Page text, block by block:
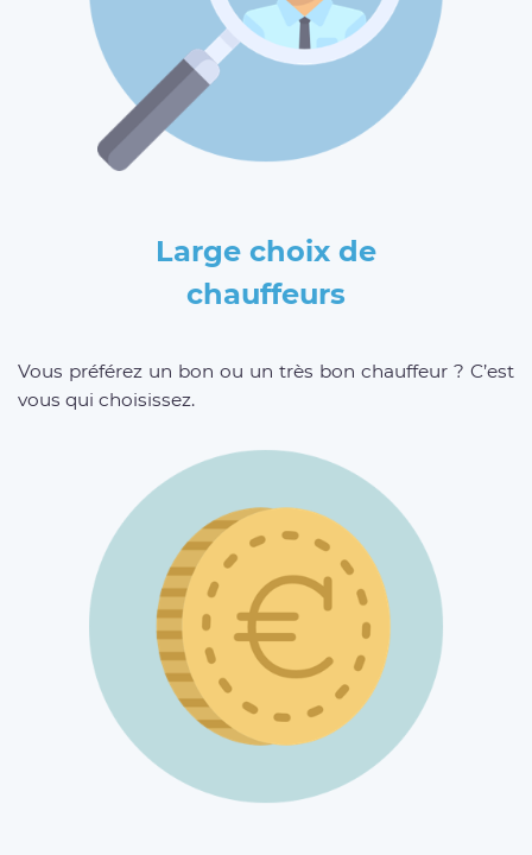
Large choix de
chauffeurs
Vous préférez un bon ou un très bon chauffeur ? C’est
vous qui choisissez.